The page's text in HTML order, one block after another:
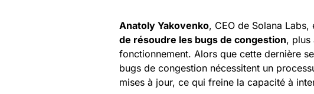
Anatoly Yakovenko, CEO de Solana Labs,
de résoudre les bugs de congestion, plus
fonctionnement. Alors que cette dernière
bugs de congestion nécessitent un
mises à jour, ce qui freine la capacité à